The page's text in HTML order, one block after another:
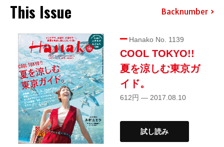
This Issue Backnumber
Hanako No. 1139
COOL TOKYO!!
夏を涼しむ東京ガ
イド。
612円 — 2017.08.10
試し読み